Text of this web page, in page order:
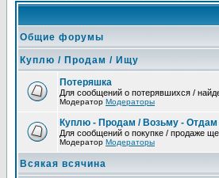
Общие форумы
Куплю / Продам / Ищу
Потеряшка
Для сообщений о потерявшихся /
Модератор Модераторы
Куплю - Продам / Возьму - Отдам
Для сообщений о покупке / продаже
Модератор Модераторы
Всякая всячина